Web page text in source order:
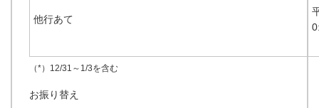
他行あて
（*）12/31～1/3を含む
お振り替え